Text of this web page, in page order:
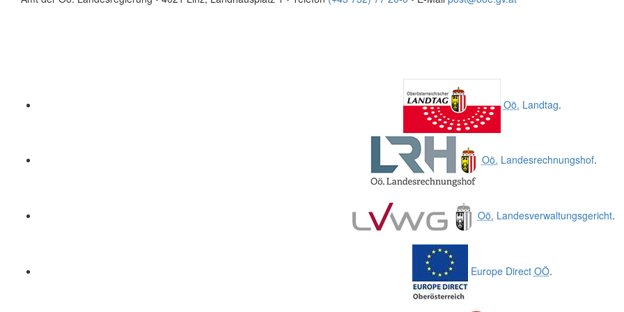
Oö. Landtag.
Oö. Landesrechnungshof.
Oö. Landesverwaltungsgericht.
Europe Direct OÖ.